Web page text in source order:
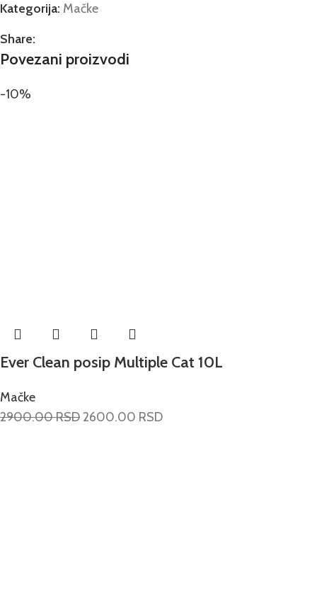
Kategorija: Mačke
Share:
Povezani proizvodi
-10%
Ever Clean posip Multiple Cat 10L
Mačke
2900.00RSD2600.00 RSD